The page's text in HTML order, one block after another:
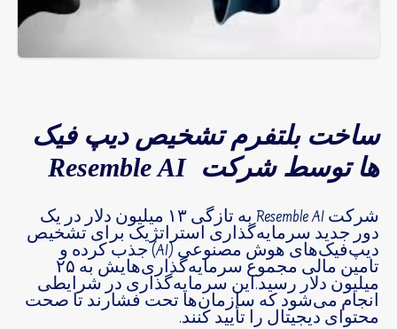
ساخت بلتفرم تشخیص دیپ فیک
ها توسط شرکت Resemble AI
شرکت Resemble AI به تازگی ۱۳ میلیون دلار در یک
دور جدید سرمایه‌گذاری استراتژیک برای تشخیص
دیپ‌فیک‌های هوش مصنوعی (AI) جذب کرده و
تامین مالی مجموع سرمایه‌گذاری‌هایش به ۲۵
میلیون دلار رسید.این سرمایه‌گذاری در شرایطی
انجام می‌شود که سازمان‌ها تحت فشارند تا صحت
محتوای دیجیتال را تأیید کنند.